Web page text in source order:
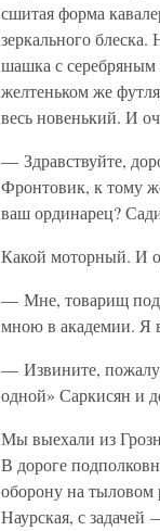
сшитая форма
зеркального
шашка с серебряным
желтеньком же
весь новенький. И
— Здравствуйте,
Фронтовик, к тому
ваш ординарец?
Какой моторный. И
— Мне, товарищ
мною в академии. Я
— Извините,
одной» Саркисян и
Мы выехали из
В дороге
оборону на тыловом
Наурская, с